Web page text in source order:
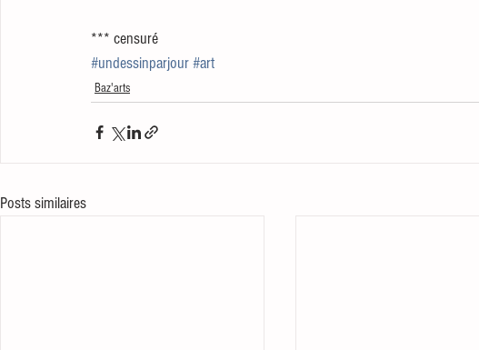
*** censuré
#undessinparjour#art
Baz'arts
Posts similaires